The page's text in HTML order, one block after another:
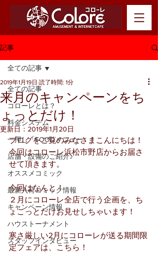
記事
全ての記事
コローレとは？
料金システム
一押し「FOODメニュー」！
店舗・設備のご紹介♪
オススメコミック
最新入荷コミック情報
キャンペーン情報
ハウストーナメント
スタッフインタビュー
全ての記事
来月のキャンペーンをち
ょっとだけ！
2019年1月19日 読了時間: 1分
更新日： 2019年1月20日
ブログをご覧のみなさまこんにちは！
今回はコローレ浜松市野店からお届さ
せて頂きます。
今回はなんと！
２月にコローレ全店で行う企画を、ち
ょこっとだけお見せしちゃいます！
寒さ厳しい2月にコローレが送る期間限
定フェアは、こちら！